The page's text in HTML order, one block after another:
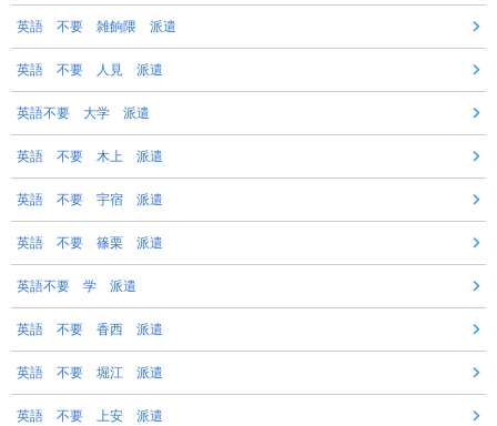
英語 不要 雑餉隈 派遣
英語 不要 人見 派遣
英語不要 大学 派遣
英語 不要 木上 派遣
英語 不要 宇宿 派遣
英語 不要 篠栗 派遣
英語不要 学 派遣
英語 不要 香西 派遣
英語 不要 堀江 派遣
英語 不要 上安 派遣